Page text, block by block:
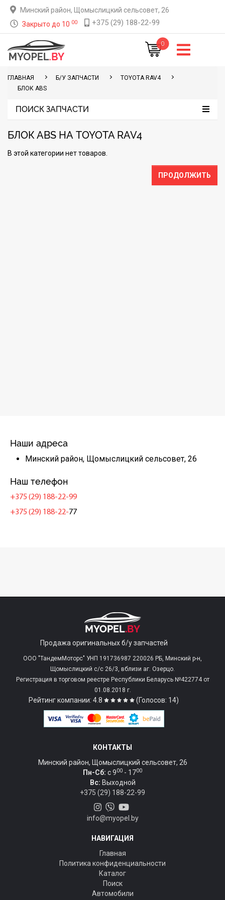
Минский район, Щомыслицкий сельсовет, 26
Закрыто до 10 00 +375 (29) 188-22-99
0
ГЛАВНАЯ Б/У ЗАПЧАСТИ
TOYOTA RAV4
БЛОК ABS
ПОИСК ЗАПЧАСТИ
БЛОК ABS НА TOYOTA RAV4
В этой категории нет товаров.
ПРОДОЛЖИТЬ
Наши адреса
Минский район, Щомыслицкий сельсовет, 26
Наш телефон
+375 (29) 188-22-99
+375 (29) 188-22-77
Продажа оригинальных б/у запчастей
ООО "ТандемМоторс" УНП 191736987 220026 РБ, Минский р-н,
Щомыслицкий с/c 26/3, вблизи аг. Озерцо.
Регистрация в торговом реестре Республики Беларусь №422774 от
01.08.2018 г.
Рейтинг компании: 4.8 (Голосов: 14)
КОНТАКТЫ
Минский район, Щомыслицкий сельсовет, 26
Пн-Сб: c 900 - 1700
Вс: Выходной
+375 (29) 188-22-99
info@myopel.by
НАВИГАЦИЯ
Главная
Политика конфиденциальности
Каталог
Поиск
Автомобили